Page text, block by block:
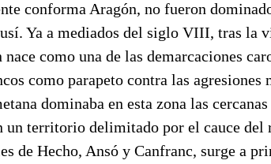
conforma Aragón, no fueron
Ya a mediados del siglo VIII, tras la
nace como una de las demarcaciones
como parapeto contra las agresiones
dominaba en esta zona las
un territorio delimitado por el cauce del
de Hecho, Ansó y Canfranc, surge a